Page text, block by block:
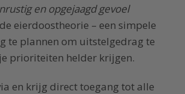
en opgejaagd gevoel
eierdoostheorie – een simpele
te plannen om uitstelgedrag te
prioriteiten helder krijgen.
en krijg direct toegang tot alle